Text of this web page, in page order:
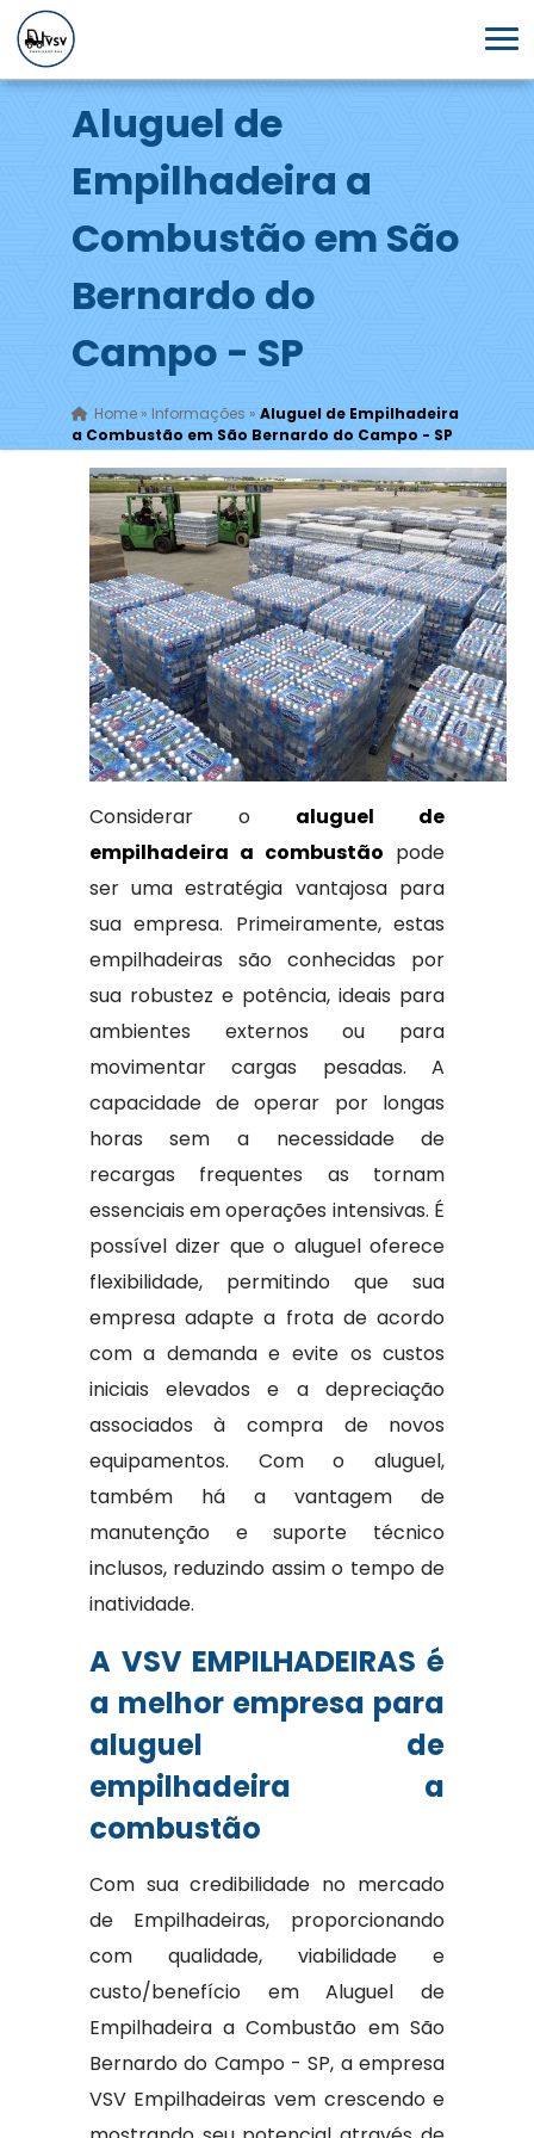
Aluguel de
Empilhadeira a
Combustão em São
Bernardo do
Campo - SP
Home» Informações » Aluguel de Empilhadeira
a Combustão em São Bernardo do Campo - SP
Considerar o aluguel de
empilhadeira a combustão pode
ser uma estratégia vantajosa para
sua empresa. Primeiramente, estas
empilhadeiras são conhecidas por
sua robustez e potência, ideais para
ambientes externos ou para
movimentar cargas pesadas. A
capacidade de operar por longas
horas sem a necessidade de
recargas frequentes as tornam
essenciais em operações intensivas. É
possível dizer que o aluguel oferece
flexibilidade, permitindo que sua
empresa adapte a frota de acordo
com a demanda e evite os custos
iniciais elevados e a depreciação
associados à compra de novos
equipamentos. Com o aluguel,
também há a vantagem de
manutenção e suporte técnico
inclusos, reduzindo assim o tempo de
inatividade.
A VSV EMPILHADEIRAS é
a melhor empresa para
aluguel de
empilhadeira a
combustão
Com sua credibilidade no mercado
de Empilhadeiras, proporcionando
com qualidade, viabilidade e
custo/benefício em Aluguel de
Empilhadeira a Combustão em São
Bernardo do Campo - SP, a empresa
VSV Empilhadeiras vem crescendo e